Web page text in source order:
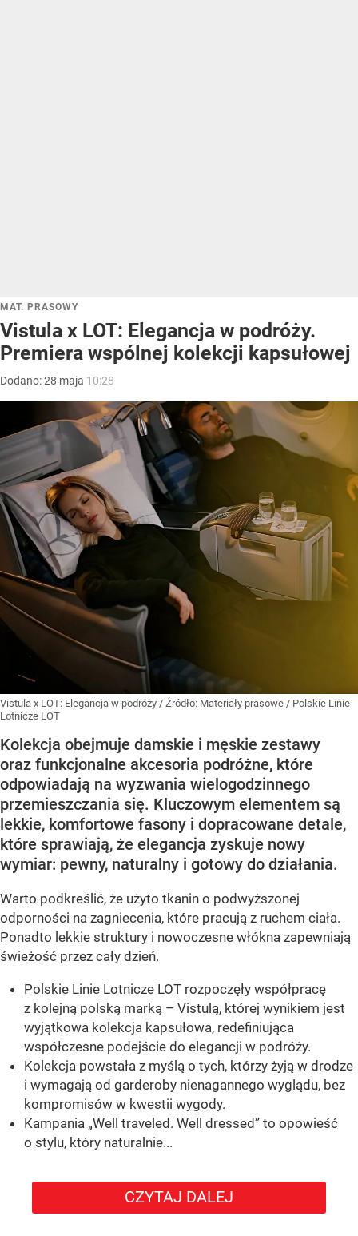
MAT. PRASOWY
Vistula x LOT: Elegancja w podróży.
Premiera wspólnej kolekcji kapsułowej
Dodano:28 maja 10:28
Vistula x LOT: Elegancja w podróży / Źródło: Materiały prasowe / Polskie Linie
Lotnicze LOT
Kolekcja obejmuje damskie i męskie zestawy
oraz funkcjonalne akcesoria podróżne, które
odpowiadają na wyzwania wielogodzinnego
przemieszczania się. Kluczowym elementem są
lekkie, komfortowe fasony i dopracowane detale,
które sprawiają, że elegancja zyskuje nowy
wymiar: pewny, naturalny i gotowy do działania.
Warto podkreślić, że użyto tkanin o podwyższonej
odporności na zagniecenia, które pracują z ruchem ciała.
Ponadto lekkie struktury i nowoczesne włókna zapewniają
świeżość przez cały dzień.
Polskie Linie Lotnicze LOT rozpoczęły współpracę
z kolejną polską marką – Vistulą, której wynikiem jest
wyjątkowa kolekcja kapsułowa, redefiniująca
współczesne podejście do elegancji w podróży.
Kolekcja powstała z myślą o tych, którzy żyją w drodze
i wymagają od garderoby nienagannego wyglądu, bez
kompromisów w kwestii wygody.
Kampania „Well traveled. Well dressed” to opowieść
o stylu, który naturalnie...
CZYTAJ DALEJ